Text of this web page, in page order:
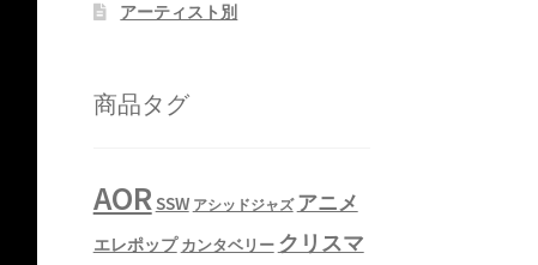
アーティスト別
商品タグ
AORSSW アシッドジャズ アニメ
エレポップ カンタベリー クリスマ